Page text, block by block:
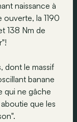
naissance à
la 1190
138 Nm de
dont le massif
banane
qui ne gâche
que les